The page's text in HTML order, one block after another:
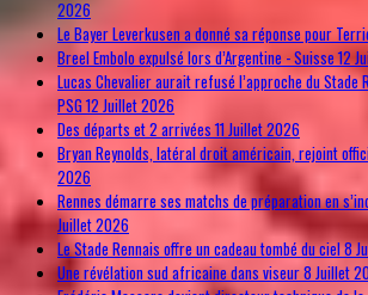
2026
Le Bayer Leverkusen a donné sa réponse pour
Breel Embolo expulsé lors d’Argentine - Suisse12
Lucas Chevalier aurait refusé l’approche du Stade
PSG12 Juillet 2026
Des départs et 2 arrivées11 Juillet 2026
Bryan Reynolds, latéral droit américain, rejoint
2026
Rennes démarre ses matchs de préparation en
Juillet 2026
Le Stade Rennais offre un cadeau tombé du ciel8
Une révélation sud africaine dans viseur8 Juillet